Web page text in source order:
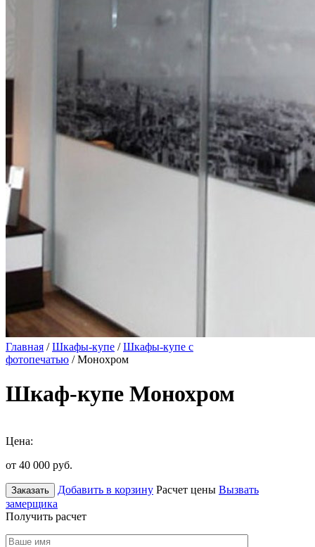
Главная /Шкафы-купе /Шкафы-купе с
фотопечатью / Монохром
Шкаф-купе Монохром
Цена:
от 40 000 руб.
Заказать Добавить в корзину Расчет цены Вызвать
замерщика
Получить расчет